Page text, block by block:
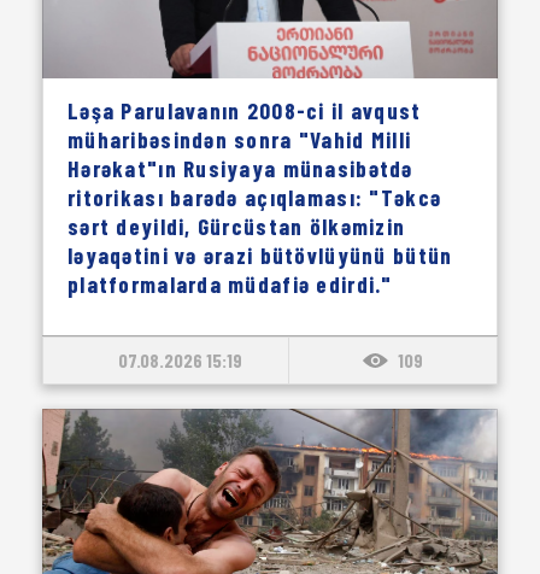
Ləşa Parulavanın 2008-ci il avqust
müharibəsindən sonra "Vahid Milli
Hərəkat"ın Rusiyaya münasibətdə
ritorikası barədə açıqlaması: "Təkcə
sərt deyildi, Gürcüstan ölkəmizin
ləyaqətini və ərazi bütövlüyünü bütün
platformalarda müdafiə edirdi."
07.08.2026 15:19 109